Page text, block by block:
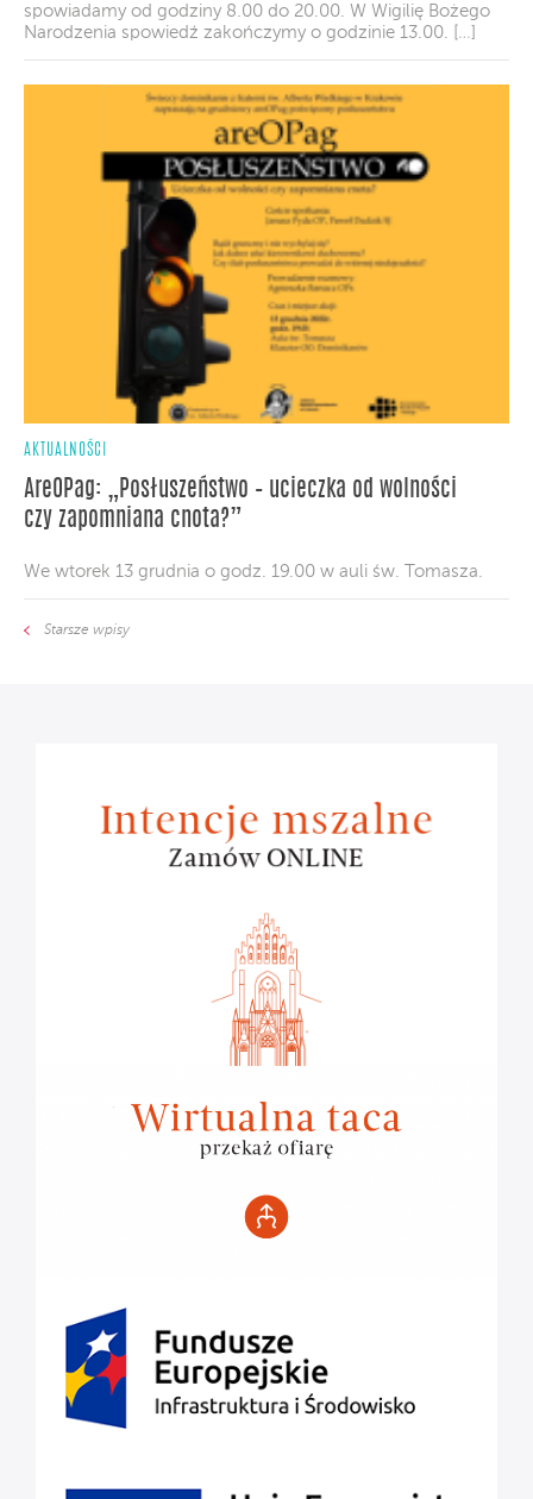
spowiadamy od godziny 8.00 do 20.00. W Wigilię Bożego
Narodzenia spowiedź zakończymy o godzinie 13.00. […]
AKTUALNOŚCI
AreOPag: „Posłuszeństwo – ucieczka od wolności
czy zapomniana cnota?”
We wtorek 13 grudnia o godz. 19.00 w auli św. Tomasza.
Starsze wpisy